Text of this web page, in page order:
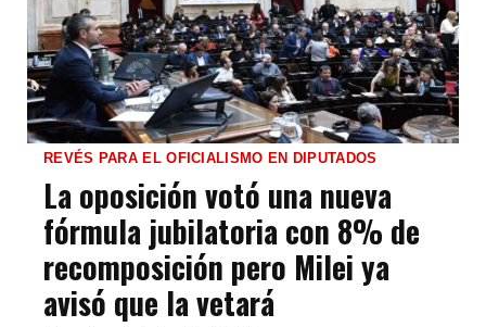
REVÉS PARA EL OFICIALISMO EN DIPUTADOS
La oposición votó una nueva
fórmula jubilatoria con 8% de
recomposición pero Milei ya
avisó que la vetará